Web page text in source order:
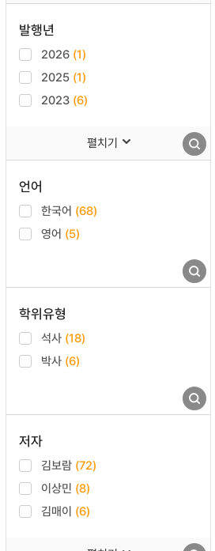
발행년
2026 (1)
2025 (1)
2023 (6)
펼치기
언어
한국어 (68)
영어 (5)
학위유형
석사 (18)
박사 (6)
저자
김보람 (72)
이상민 (8)
김매이 (6)